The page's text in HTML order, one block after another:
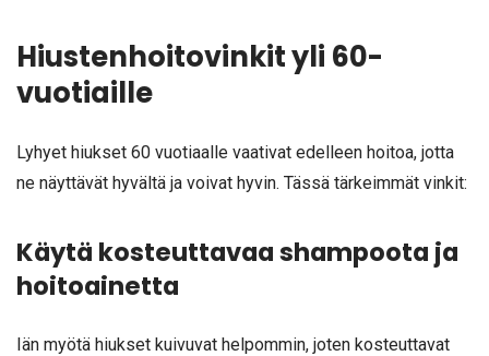
Hiustenhoitovinkit yli 60-
vuotiaille
Lyhyet hiukset 60 vuotiaalle vaativat edelleen hoitoa, jotta
ne näyttävät hyvältä ja voivat hyvin. Tässä tärkeimmät vinkit:
Käytä kosteuttavaa shampoota ja
hoitoainetta
Iän myötä hiukset kuivuvat helpommin, joten kosteuttavat